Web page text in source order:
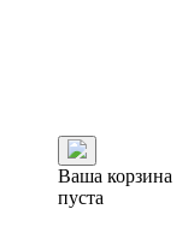
Ваша корзина
пуста